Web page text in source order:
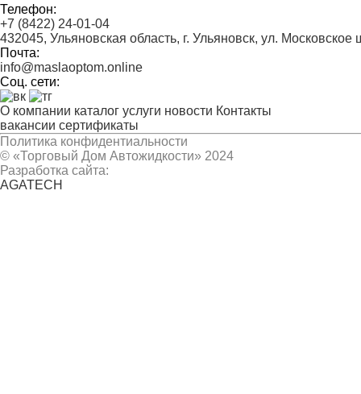
Телефон:
+7 (8422) 24-01-04
432045, Ульяновская область, г. Ульяновск, ул.
Почта:
info@maslaoptom.online
Соц. сети:
О компании каталог услуги новости Контакты
вакансии сертификаты
Политика конфидентиальности
© «Торговый Дом Автожидкости» 2024
Разработка сайта:
AGATECH